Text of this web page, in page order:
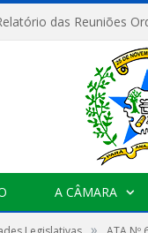
das Reuniões
A CÂMARA